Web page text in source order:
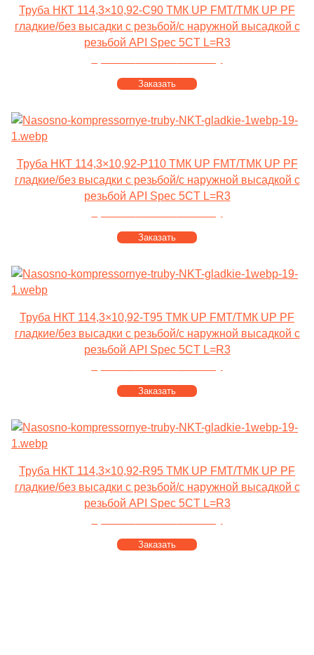
Труба НКТ 114,3×10,92-C90 ТМК UP FMT/ТМК UP PF
гладкие/без высадки с резьбой/с наружной высадкой с
резьбой API Spec 5CT L=R3
Заказать
Труба НКТ 114,3×10,92-P110 ТМК UP FMT/ТМК UP PF
гладкие/без высадки с резьбой/с наружной высадкой с
резьбой API Spec 5CT L=R3
Заказать
Труба НКТ 114,3×10,92-T95 ТМК UP FMT/ТМК UP PF
гладкие/без высадки с резьбой/с наружной высадкой с
резьбой API Spec 5CT L=R3
Заказать
Труба НКТ 114,3×10,92-R95 ТМК UP FMT/ТМК UP PF
гладкие/без высадки с резьбой/с наружной высадкой с
резьбой API Spec 5CT L=R3
Заказать